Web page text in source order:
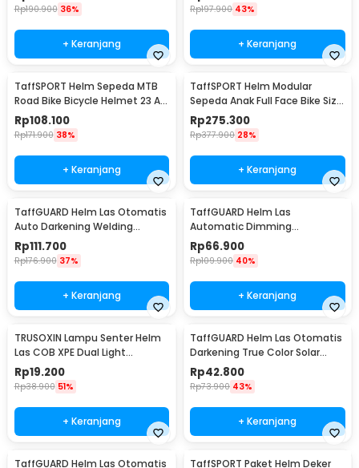
Rp190.900 36%
+ Keranjang
Rp197.900 43%
+ Keranjang
TaffSPORT Helm Sepeda MTB
Road Bike Bicycle Helmet 23 Air
Vent - Z10
Rp108.100
Rp171.900 38%
+ Keranjang
TaffSPORT Helm Modular
Sepeda Anak Full Face Bike Size
S - K20
Rp275.300
Rp377.900 28%
+ Keranjang
TaffGUARD Helm Las Otomatis
Auto Darkening Welding
Helmet Terminator - HW12
Rp111.700
Rp176.900 37%
+ Keranjang
TaffGUARD Helm Las
Automatic Dimming
Protective Welding with
Headlamp - HJ10
Rp66.900
Rp109.900 40%
+ Keranjang
TRUSOXIN Lampu Senter Helm
Las COB XPE Dual Light
Rechargeable - TR35
Rp19.200
Rp38.900 51%
+ Keranjang
TaffGUARD Helm Las Otomatis
Darkening True Color Solar
Welding Mask - HJ28
Rp42.800
Rp73.900 43%
+ Keranjang
TaffGUARD Helm Las Otomatis
TaffSPORT Paket Helm Deker